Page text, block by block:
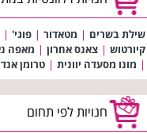
שילת בשרים | מטאדור | פוגי' |
קיורטוש | צאנס אחרון | מאפה
| מונו מסעדה יוונית | טרומן
חנויות לפי תחום